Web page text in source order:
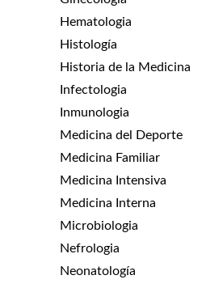
Hematologia
Histología
Historia de la Medicina
Infectologia
Inmunologia
Medicina del Deporte
Medicina Familiar
Medicina Intensiva
Medicina Interna
Microbiologia
Nefrologia
Neonatología